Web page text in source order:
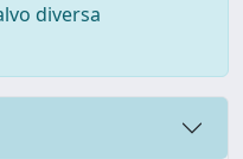
diversa